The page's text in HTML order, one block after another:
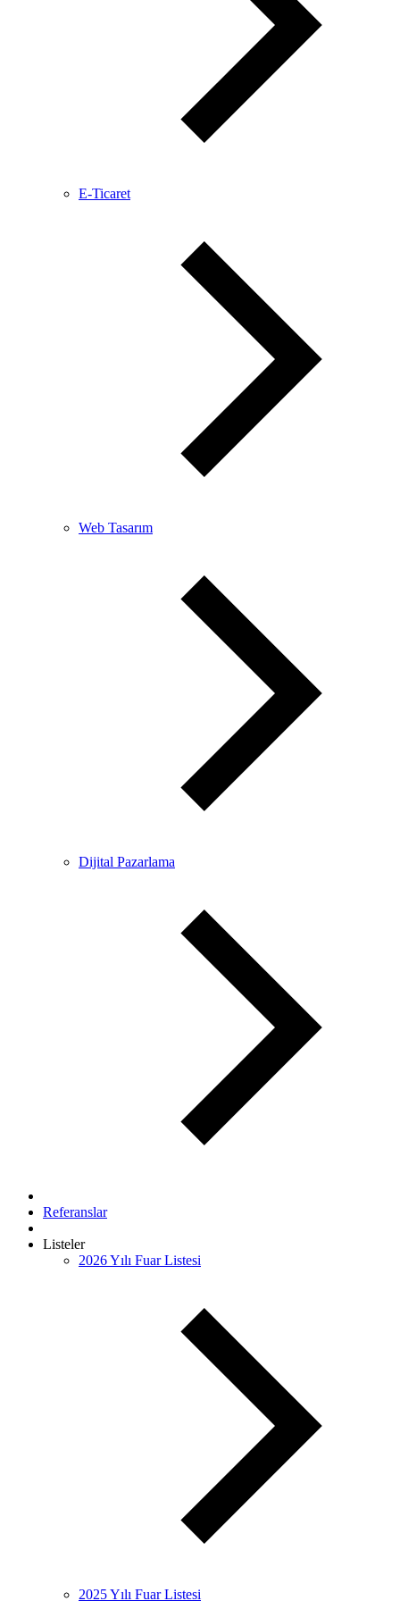
E-Ticaret
Web Tasarım
Dijital Pazarlama
Referanslar
Listeler
2026 Yılı Fuar Listesi
2025 Yılı Fuar Listesi